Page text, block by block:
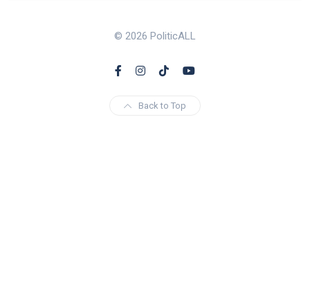
© 2026 PoliticALL
Back to Top